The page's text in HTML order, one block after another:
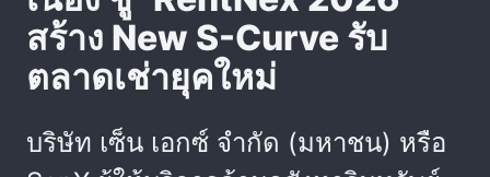
สร้าง New S-Curve รับ
ตลาดเช่ายุคใหม่
บริษัท เซ็น เอกซ์ จำกัด (มหาชน) หรือ